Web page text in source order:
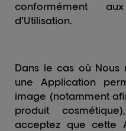
conformément
d’Utilisation.
Dans le cas où Nous
une Application
image (notamment
produit
acceptez que cette